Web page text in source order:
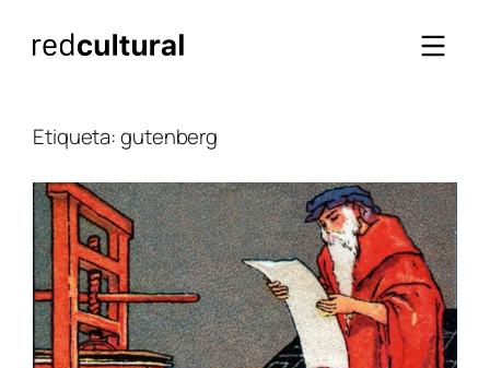
Etiqueta:gutenberg